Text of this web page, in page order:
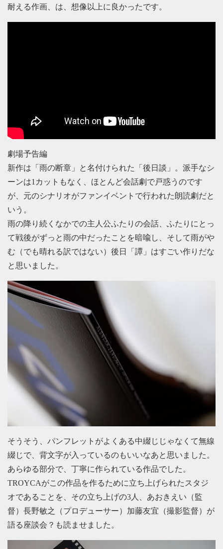
耐える作画、は、想像以上に良かったです。
劇場予告編
新作は「雨の断章」と名付けられた「後日談」。派手なシ
ーンは1カットもなく、ほとんど会話劇で戸惑うのです
が、元のシナリオがファンイベントで行われた朗読劇だと
いう。
雨の降り続くなかでの主人公ふたりの会話、ふたりにとっ
て戦後がずっと雨の中だったことを暗喩し、そして雨がや
む（でも晴れる訳ではない）後日「譚」はすごい作りだな
と思いました。
そうそう、パンフレットがよくある中綴じじゃなくて無線
綴じで、背文字が入っているのもいいなあと思いました。
あらゆる部分で、丁寧に作られている作品でした。
TROYCAがこの作品を作るために立ち上げられたスタジ
オであることを、その立ち上げの3人、あおきえい（監
督）長野敏之（プロデューサー）加藤友宜（撮影監督）が
語る座談会？も読ませました。